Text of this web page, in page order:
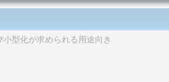
型化が求められる用途向き